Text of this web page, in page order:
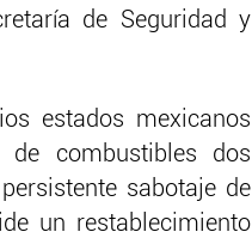
de Seguridad y
estados mexicanos
de combustibles dos
sabotaje de
un restablecimiento